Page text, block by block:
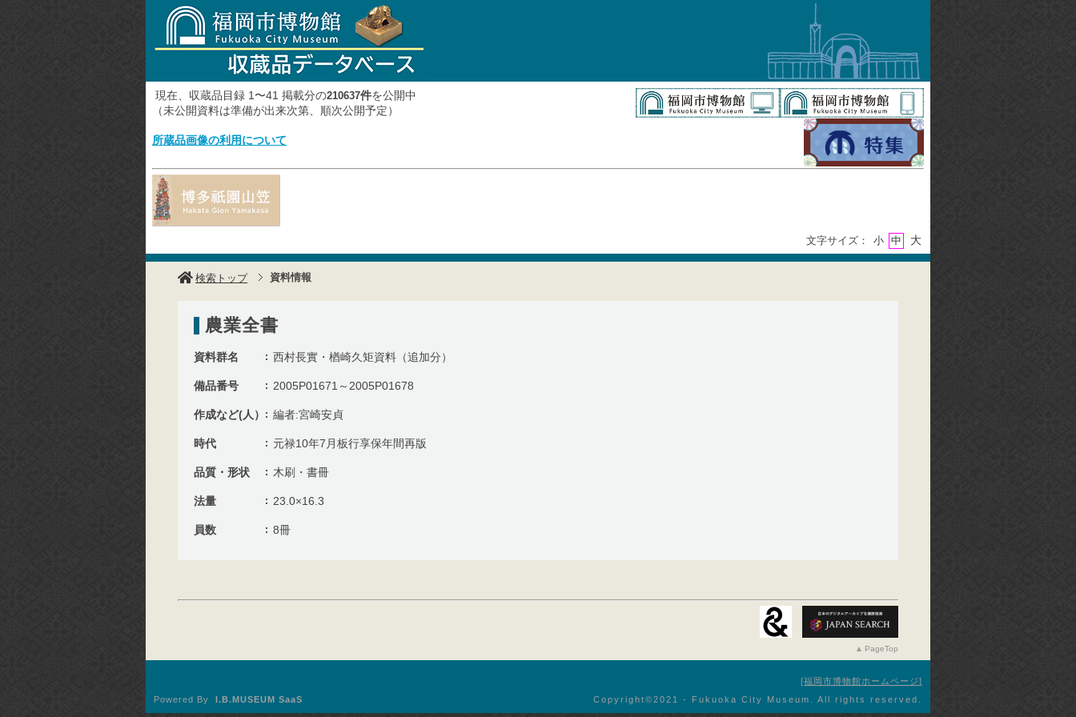
現在、収蔵品目録 1〜41 掲載分の210637件を公開中
（未公開資料は準備が出来次第、順次公開予定）
所蔵品画像の利用について
文字サイズ： 小 中 大
検索トップ 資料情報
農業全書
資料群名 西村長實・楢崎久矩資料（追加分）
備品番号 2005P01671～2005P01678
作成など(人） 編者:宮崎安貞
時代 元禄10年7月板行享保年間再版
品質・形状 木刷・書冊
法量 23.0×16.3
員数 8冊
PageTop
福岡市博物館ホームページ
Copyright©︎2021 - Fukuoka City Museum. All rights reserved.
Powered By I.B.MUSEUM SaaS